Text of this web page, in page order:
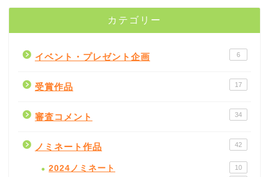
カテゴリー
イベント・プレゼント企画 6
受賞作品 17
審査コメント 34
ノミネート作品 42
2024ノミネート 10